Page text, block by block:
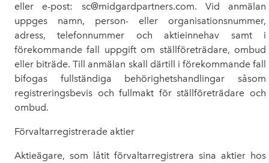
eller e-post: sc@midgardpartners.com. Vid anmälan
uppges namn, person- eller organisationsnummer,
adress, telefonnummer och aktieinnehav samt i
förekommande fall uppgift om ställföreträdare, ombud
eller biträde. Till anmälan skall därtill i förekommande fall
bifogas fullständiga behörighetshandlingar såsom
registreringsbevis och fullmakt för ställföreträdare och
ombud.
Förvaltarregistrerade aktier
Aktieägare, som låtit förvaltarregistrera sina aktier hos